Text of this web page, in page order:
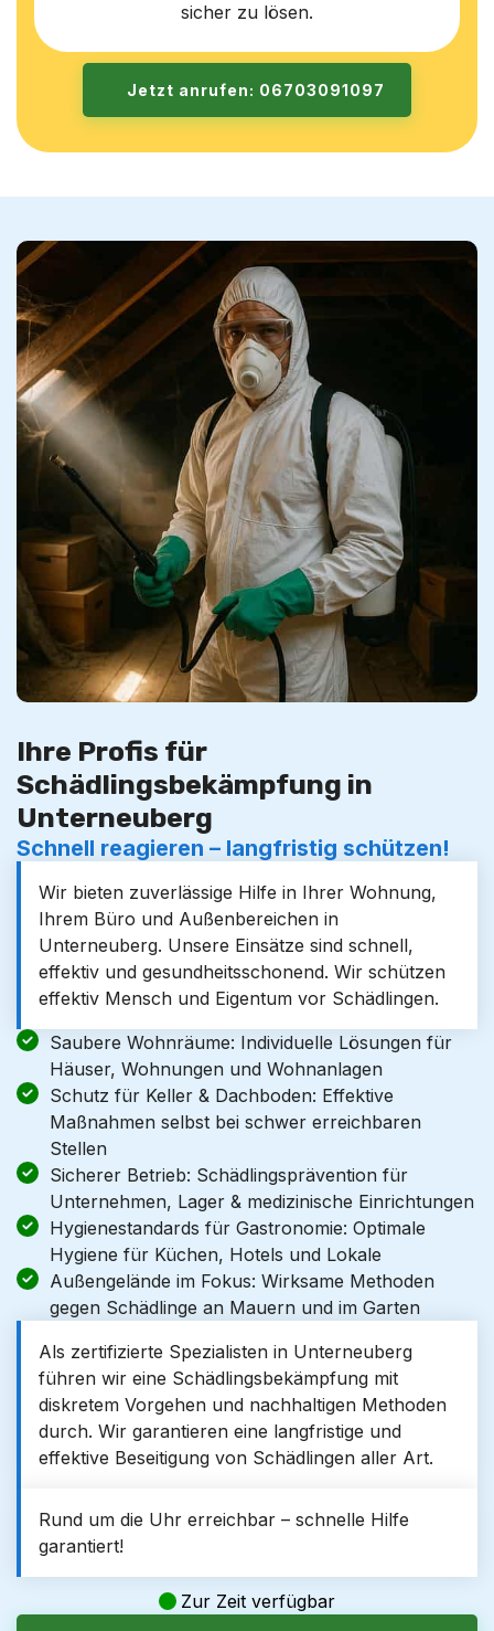
sicher zu lösen.
Jetzt anrufen: 06703091097
Ihre Profis für
Schädlingsbekämpfung in
Unterneuberg
Schnell reagieren – langfristig schützen!
Wir bieten zuverlässige Hilfe in Ihrer Wohnung,
Ihrem Büro und Außenbereichen in
Unterneuberg. Unsere Einsätze sind schnell,
effektiv und gesundheitsschonend. Wir schützen
effektiv Mensch und Eigentum vor Schädlingen.
Saubere Wohnräume: Individuelle Lösungen für
Häuser, Wohnungen und Wohnanlagen
Schutz für Keller & Dachboden: Effektive
Maßnahmen selbst bei schwer erreichbaren
Stellen
Sicherer Betrieb: Schädlingsprävention für
Unternehmen, Lager & medizinische Einrichtungen
Hygienestandards für Gastronomie: Optimale
Hygiene für Küchen, Hotels und Lokale
Außengelände im Fokus: Wirksame Methoden
gegen Schädlinge an Mauern und im Garten
Als zertifizierte Spezialisten in Unterneuberg
führen wir eine Schädlingsbekämpfung mit
diskretem Vorgehen und nachhaltigen Methoden
durch. Wir garantieren eine langfristige und
effektive Beseitigung von Schädlingen aller Art.
Rund um die Uhr erreichbar – schnelle Hilfe
garantiert!
Zur Zeit verfügbar